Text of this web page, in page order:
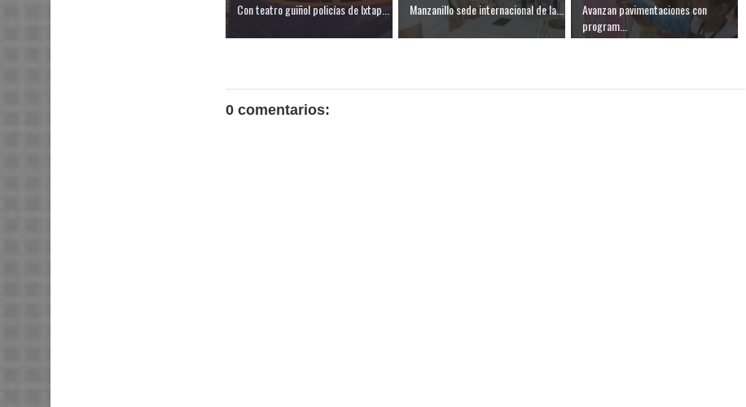
Con teatro guiñol policías de Ixtap... Manzanillo sede internacional de la...
Avanzan pavimentaciones con
program...
0 comentarios: